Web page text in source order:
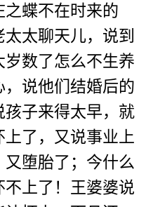
之蝶不在时来的
太聊天儿，说到
数了怎么不生养
说他们结婚后的
子来得太早，就
了，又说事业上
堕胎了；今什么
上了！王婆婆说